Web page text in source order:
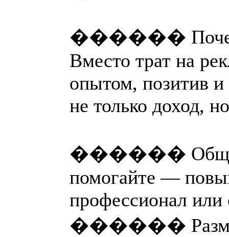
������ Почему
Вместо трат на
опытом, позитив
не только доход,
������
помогайте —
профессионал
������️